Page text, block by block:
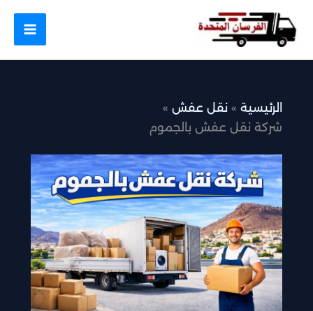
الرئيسية
نقل عفش
شركة نقل عفش بالجموم